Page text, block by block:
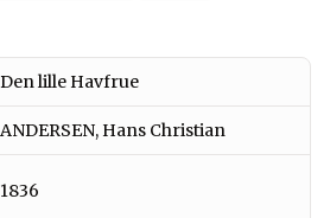
Den lille Havfrue
ANDERSEN, Hans Christian
1836